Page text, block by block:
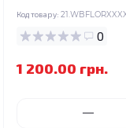
Код товару:
0
1 200.00 грн.